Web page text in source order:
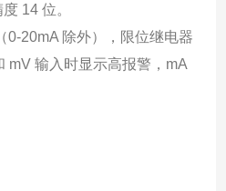
14 位。
0-20mA 除外），限位继电器
mV 输入时显示高报警，mA